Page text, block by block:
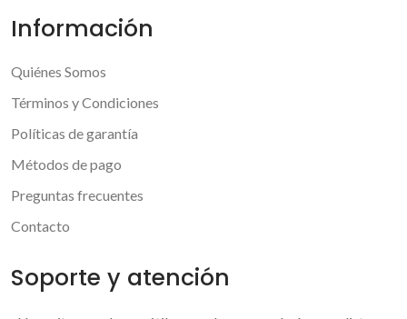
Información
Quiénes Somos
Términos y Condiciones
Políticas de garantía
Métodos de pago
Preguntas frecuentes
Contacto
Soporte y atención